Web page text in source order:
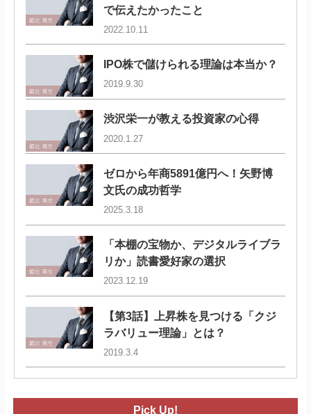
で伝えたかったこと
2022.10.11
IPO株で儲けられる理論は本当か？
2019.9.30
渋沢栄一が教える投資家の心得
2020.1.27
ゼロから年商5891億円へ！矢野博
文氏の成功哲学
2025.3.18
「本棚の宝物か、デジタルライブラ
リか」読書愛好家の選択
2023.12.19
【第3話】上昇株を見つける「クジ
ラバリュー理論」とは？
2019.3.4
Pick Up!